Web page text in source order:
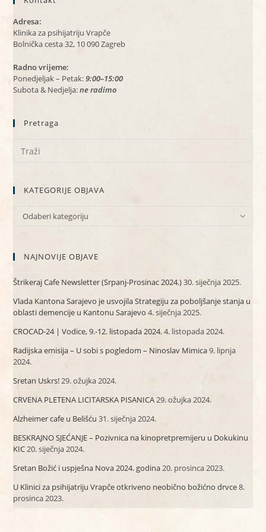
Adresa:
Klinika za psihijatriju Vrapče
Bolnička cesta 32, 10 090 Zagreb
Radno vrijeme:
Ponedjeljak – Petak:9:00–15:00
Subota & Nedjelja:ne radimo
Pretraga
KATEGORIJE OBJAVA
KATEGORIJE
Odaberi kategoriju
NAJNOVIJE OBJAVE
Štrikeraj Cafe Newsletter (Srpanj-Prosinac 2024.)30. siječnja 2025.
Vlada Kantona Sarajevo je usvojila Strategiju za poboljšanje stanja u
oblasti demencije u Kantonu Sarajevo 4. siječnja 2025.
CROCAD-24 | Vodice, 9.-12. listopada 2024.4. listopada 2024.
Radijska emisija – U sobi s pogledom – Ninoslav Mimica9. lipnja
2024.
Sretan Uskrs!29. ožujka 2024.
CRVENA PLETENA LICITARSKA PISANICA29. ožujka 2024.
Alzheimer cafe u Belišću 31. siječnja 2024.
BESKRAJNO SJEĆANJE – Pozivnica na kinopretpremijeru u Dokukinu
KIC20. siječnja 2024.
Sretan Božić i uspješna Nova 2024. godina20. prosinca 2023.
U Klinici za psihijatriju Vrapče otkriveno neobično božićno drvce8.
prosinca 2023.